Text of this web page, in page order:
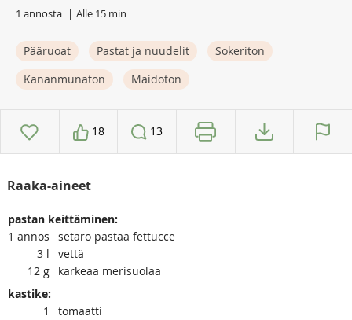
1 annosta Alle 15 min
Pääruoat Pastat ja nuudelit
Sokeriton
Kananmunaton
Maidoton
18 13
Raaka-aineet
pastan keittäminen:
1 annos
setaro pastaa fettucce
3 l
vettä
12 g
karkeaa merisuolaa
kastike:
1
tomaatti